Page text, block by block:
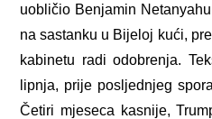
uobličio Benjamin
na sastanku u Bijeloj kući,
kabinetu radi odobrenja.
lipnja, prije posljednjeg
Četiri mjeseca kasnije,